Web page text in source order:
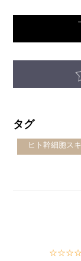
タグ
ヒト幹細胞ス